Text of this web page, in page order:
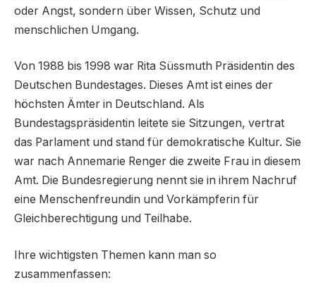
oder Angst, sondern über Wissen, Schutz und
menschlichen Umgang.
Von 1988 bis 1998 war Rita Süssmuth Präsidentin des
Deutschen Bundestages. Dieses Amt ist eines der
höchsten Ämter in Deutschland. Als
Bundestagspräsidentin leitete sie Sitzungen, vertrat
das Parlament und stand für demokratische Kultur. Sie
war nach Annemarie Renger die zweite Frau in diesem
Amt. Die Bundesregierung nennt sie in ihrem Nachruf
eine Menschenfreundin und Vorkämpferin für
Gleichberechtigung und Teilhabe.
Ihre wichtigsten Themen kann man so
zusammenfassen: